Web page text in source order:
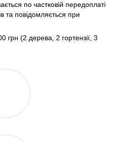
по частковій передоплаті
та повідомляється при
грн (2 дерева, 2 гортензії, 3